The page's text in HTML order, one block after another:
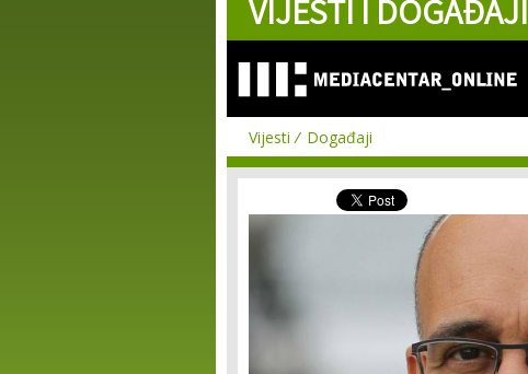
VIJESTI I DOGAĐAJI
Vijesti Događaji